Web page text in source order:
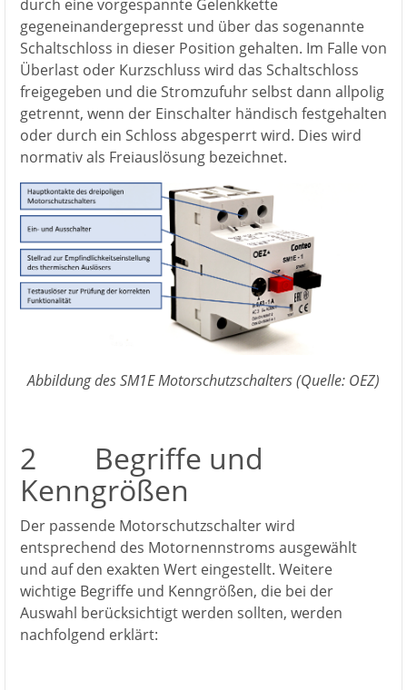
durch eine vorgespannte Gelenkkette
gegeneinandergepresst und über das sogenannte
Schaltschloss in dieser Position gehalten. Im Falle von
Überlast oder Kurzschluss wird das Schaltschloss
freigegeben und die Stromzufuhr selbst dann allpolig
getrennt, wenn der Einschalter händisch festgehalten
oder durch ein Schloss abgesperrt wird. Dies wird
normativ als Freiauslösung bezeichnet.
Abbildung des SM1E Motorschutzschalters (Quelle: OEZ)
2 Begriffe und
Kenngrößen
Der passende Motorschutzschalter wird
entsprechend des Motornennstroms ausgewählt
und auf den exakten Wert eingestellt. Weitere
wichtige Begriffe und Kenngrößen, die bei der
Auswahl berücksichtigt werden sollten, werden
nachfolgend erklärt: